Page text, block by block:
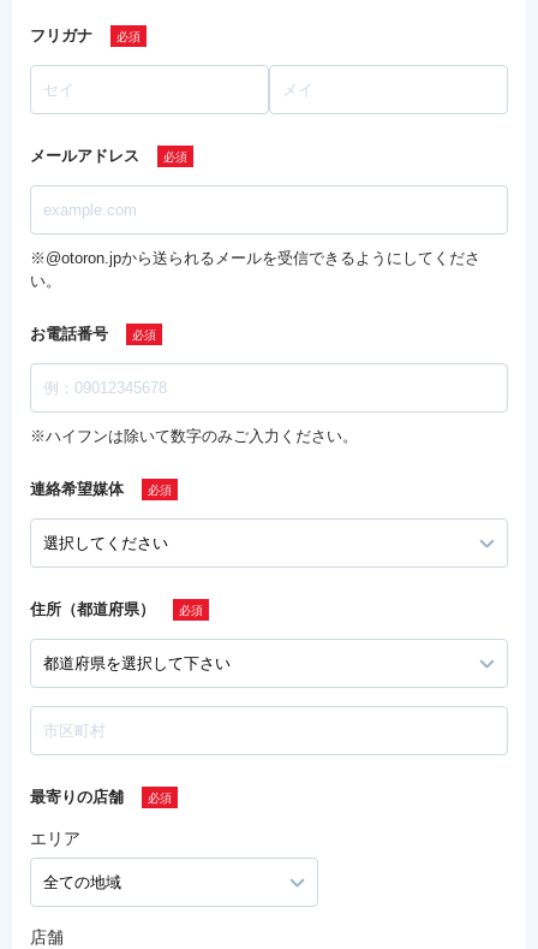
フリガナ
メールアドレス
※@otoron.jpから送られるメールを受信できるようにしてくださ
い。
お電話番号
※ハイフンは除いて数字のみご入力ください。
連絡希望媒体
住所（都道府県）
最寄りの店舗
エリア
店舗